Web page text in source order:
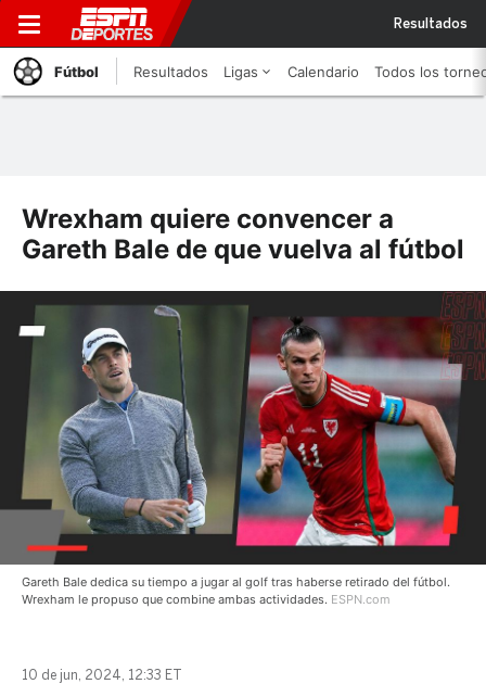
Resultados
Fútbol Resultados Ligas Calendario Todos los
Wrexham quiere convencer a
Gareth Bale de que vuelva al fútbol
Gareth Bale dedica su tiempo a jugar al golf tras haberse retirado del fútbol.
Wrexham le propuso que combine ambas actividades. ESPN.com
10 de jun, 2024, 12:33 ET